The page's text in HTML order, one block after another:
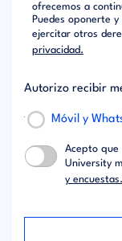
ofrecemos a
Puedes oponerte
ejercitar otros
privacidad.
Autorizo recibir
Móvil y
Acepto que
University
y encuestas.